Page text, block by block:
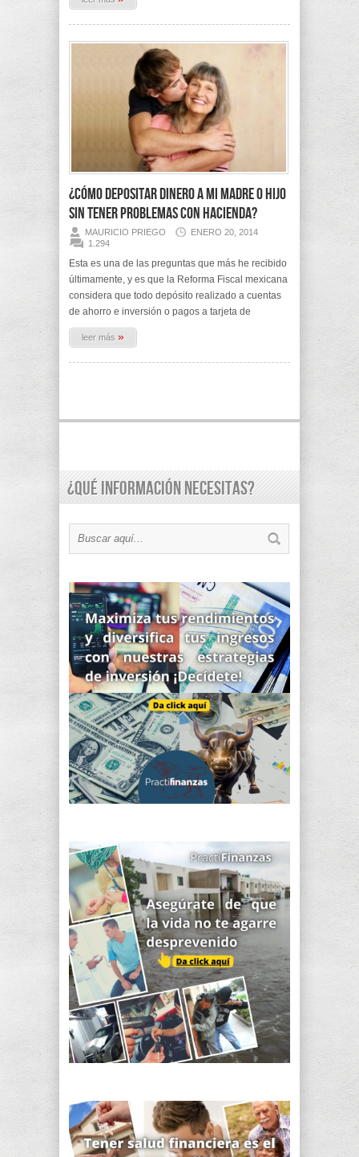
¿Cómo depositar dinero a mi madre o hijo
sin tener problemas con Hacienda?
MAURICIO PRIEGO
ENERO 20, 2014
1.294
Esta es una de las preguntas que más he recibido
últimamente, y es que la Reforma Fiscal mexicana
considera que todo depósito realizado a cuentas
de ahorro e inversión o pagos a tarjeta de
leer más »
¿Qué información necesitas?